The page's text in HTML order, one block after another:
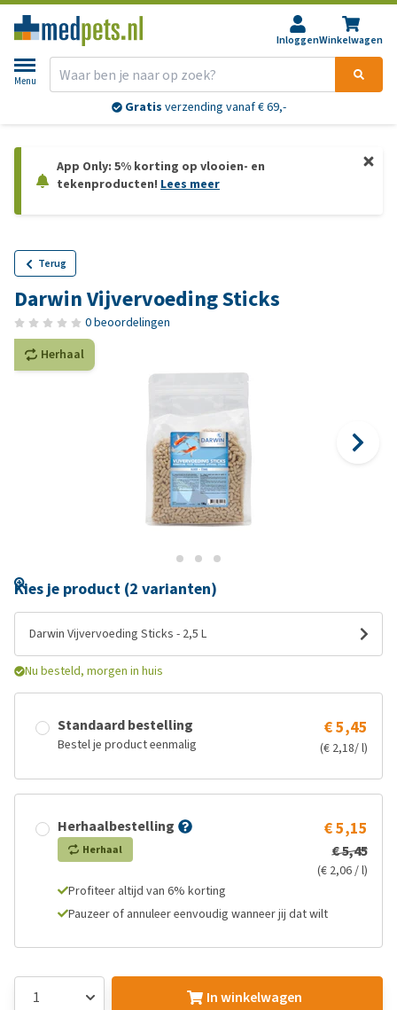
InloggenWinkelwagen
Menu
Gratis verzending vanaf € 69,-
App Only: 5% korting op vlooien- en
tekenproducten! Lees meer
Terug
Darwin Vijvervoeding Sticks
0 beoordelingen
Herhaal
Kies je product (2 varianten)
Darwin Vijvervoeding Sticks - 2,5 L
Nu besteld, morgen in huis
Standaard bestelling
Bestel je product eenmalig
€ 5,45
(€ 2,18/ l)
Herhaalbestelling
Herhaal
€ 5,15
€ 5,45
(€ 2,06 / l)
Profiteer altijd van 6% korting
Pauzeer of annuleer eenvoudig wanneer jij dat wilt
In winkelwagen